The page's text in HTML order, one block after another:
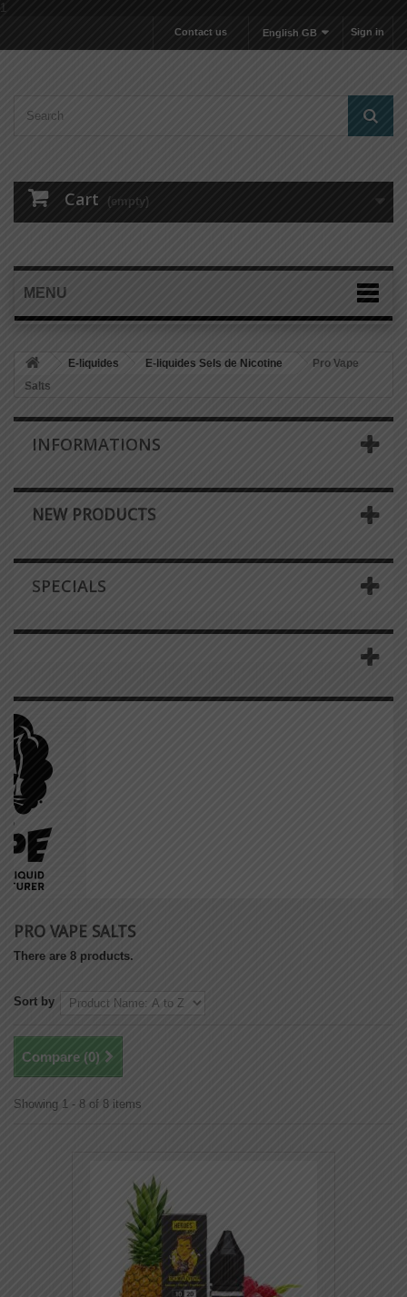
1
Sign in
English GB
Contact us
Cart (empty)
MENU
E-liquides E-liquides Sels de Nicotine
Pro Vape
Salts
INFORMATIONS
NEW PRODUCTS
SPECIALS
PRO VAPE SALTS
There are 8 products.
Sort by
Compare (0)
Showing 1 - 8 of 8 items